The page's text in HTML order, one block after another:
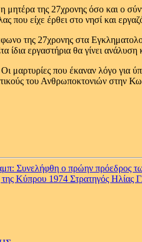
μητέρα της 27χρονης όσο και ο
που είχε έρθει στο νησί και
της 27χρονης στα
ίδια εργαστήρια θα γίνει
μαρτυρίες που έκαναν λόγο για
του Ανθρωποκτονιών στην
Συνελήφθη ο πρώην πρόεδρος
Κύπρου 1974 Στρατηγός Ηλίας